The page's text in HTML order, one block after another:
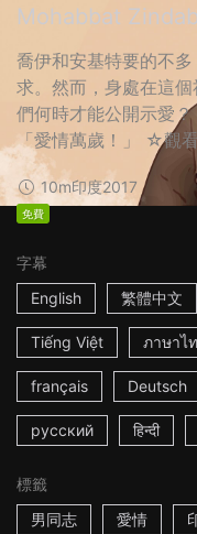
Mohabbat
喬伊和安基特要的不
求。然而，身處在這
們何時才能公開示愛
「愛情萬歲！」 ☆觀
10m印度2017
免費
字幕
English
繁體中文
Tiếng Việt ภาษาไ
français Deutsch
русский हिन्दी
標籤
男同志
愛情